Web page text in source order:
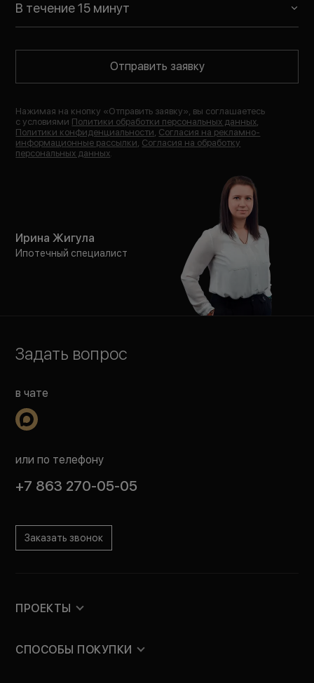
В течение 15 минут
Отправить заявку
Нажимая на кнопку «Отправить заявку», вы соглашаетесь
с условиями Политики обработки персональных данных
Политики конфиденциальности Согласия на рекламно-
информационные рассылки Согласия на обработку
персональных данных
Ирина Жигула
Ипотечный специалист
Задать вопрос
в чате
или по телефону
+7 863 270-05-05
Заказать звонок
ПРОЕКТЫ
СПОСОБЫ ПОКУПКИ